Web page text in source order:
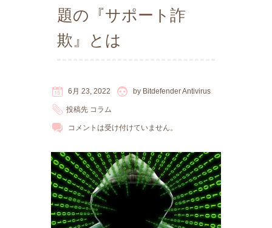
題の『サポート詐
欺』とは
6月 23, 2022 by Bitdefender Antivirus
投稿先 コラム
コメントは受け付けていません。